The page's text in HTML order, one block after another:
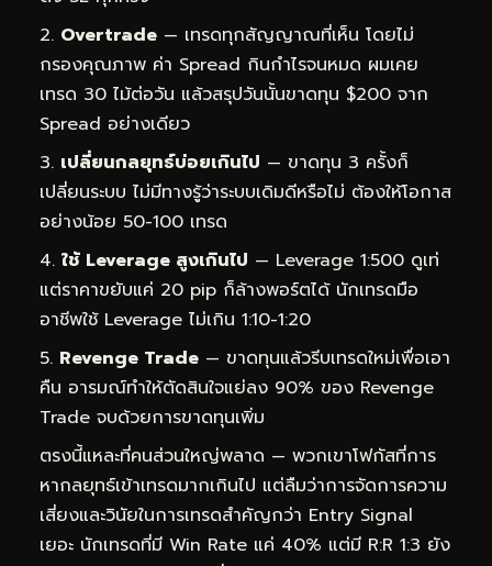
Overtrade — เทรดทุกสัญญาณที่เห็น โดยไม่
กรองคุณภาพ ค่า Spread กินกำไรจนหมด ผมเคย
เทรด 30 ไม้ต่อวัน แล้วสรุปวันนั้นขาดทุน $200 จาก
Spread อย่างเดียว
เปลี่ยนกลยุทธ์บ่อยเกินไป — ขาดทุน 3 ครั้งก็
เปลี่ยนระบบ ไม่มีทางรู้ว่าระบบเดิมดีหรือไม่ ต้องให้โอกาส
อย่างน้อย 50-100 เทรด
ใช้ Leverage สูงเกินไป — Leverage 1:500 ดูเท่
แต่ราคาขยับแค่ 20 pip ก็ล้างพอร์ตได้ นักเทรดมือ
อาชีพใช้ Leverage ไม่เกิน 1:10-1:20
Revenge Trade — ขาดทุนแล้วรีบเทรดใหม่เพื่อเอา
คืน อารมณ์ทำให้ตัดสินใจแย่ลง 90% ของ Revenge
Trade จบด้วยการขาดทุนเพิ่ม
ตรงนี้แหละที่คนส่วนใหญ่พลาด — พวกเขาโฟกัสที่การ
หากลยุทธ์เข้าเทรดมากเกินไป แต่ลืมว่าการจัดการความ
เสี่ยงและวินัยในการเทรดสำคัญกว่า Entry Signal
เยอะ นักเทรดที่มี Win Rate แค่ 40% แต่มี R:R 1:3 ยัง